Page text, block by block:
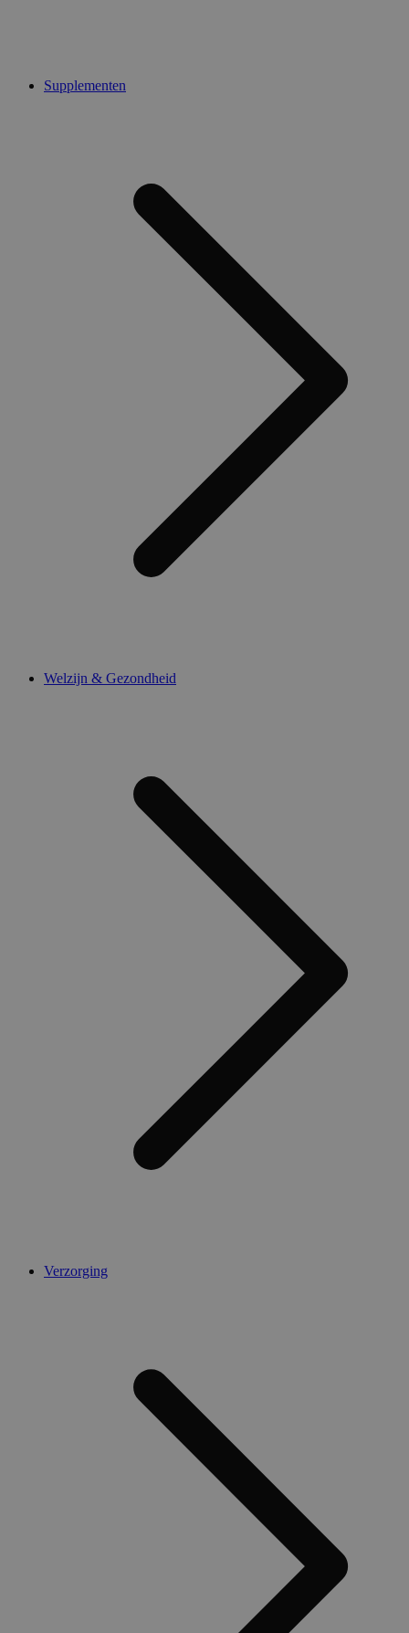
Supplementen
Welzijn & Gezondheid
Verzorging